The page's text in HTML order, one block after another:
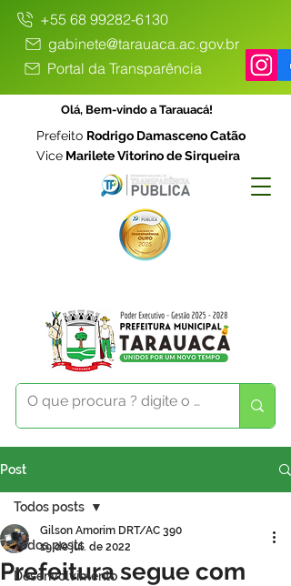
+55 68 99282-6130
gabinete@tarauaca.ac.gov.br
Portal da Transparência
Olá, Bem-vindo a Tarauacá!
Prefeito Rodrigo Damasceno Catão
Vice Marilete Vitorino de Sirqueira
Post
Todos posts
Desenvolvimento
Todos posts
Prefeitura segue com
Gilson Amorim DRT/AC 390
19 de jul. de 2022